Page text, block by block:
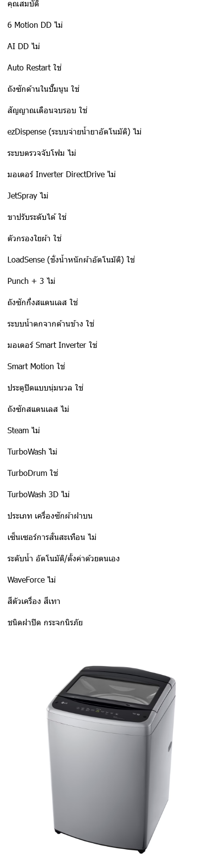
คุณสมบัติ
6 Motion DD ไม่
AI DD ไม่
Auto Restart ใช่
ถังซักด้านในปั๊มนูน ใช่
สัญญาณเตือนจบรอบ ใช่
ezDispense (ระบบจ่ายน้ำยาอัตโนมัติ) ไม่
ระบบตรวจจับโฟม ไม่
มอเตอร์ Inverter DirectDrive ไม่
JetSpray ไม่
ขาปรับระดับได้ ใช่
ตัวกรองใยผ้า ใช่
LoadSense (ชั่งน้ำหนักผ้าอัตโนมัติ) ใช่
Punch + 3 ไม่
ถังซักกึ่งสแตนเลส ใช่
ระบบน้ำตกจากด้านข้าง ใช่
มอเตอร์ Smart Inverter ใช่
Smart Motion ใช่
ประตูปิดแบบนุ่มนวล ใช่
ถังซักสแตนเลส ไม่
Steam ไม่
TurboWash ไม่
TurboDrum ใช่
TurboWash 3D ไม่
ประเภท เครื่องซักผ้าฝาบน
เซ็นเซอร์การสั่นสะเทือน ไม่
ระดับน้ำ อัตโนมัติ/ตั้งค่าด้วยตนเอง
WaveForce ไม่
สีตัวเครื่อง สีเทา
ชนิดฝาปิด กระจกนิรภัย